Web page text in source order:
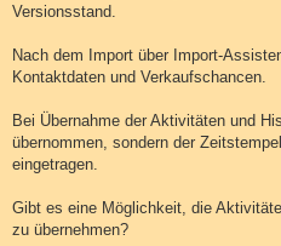
Versionsstand.
Nach dem Import über Import-
Kontaktdaten und Verkaufschancen.
Bei Übernahme der Aktivitäten und
übernommen, sondern der
eingetragen.
Gibt es eine Möglichkeit, die
zu übernehmen?